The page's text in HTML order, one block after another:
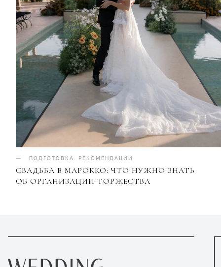
ПОДГОТОВКА. РЕКОМЕНДАЦИИ
СВАДЬБА В МАРОККО: ЧТО НУЖНО ЗНАТЬ
ОБ ОРГАНИЗАЦИИ ТОРЖЕСТВА